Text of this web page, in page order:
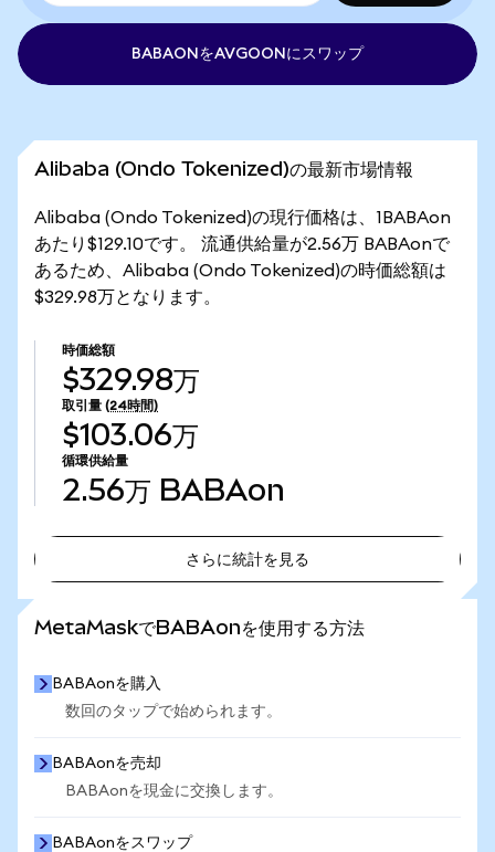
BABAONをAVGOONにスワップ
Alibaba (Ondo Tokenized)の最新市場情報
Alibaba (Ondo Tokenized)の現行価格は、1BABAon
あたり$129.10です。 流通供給量が2.56万 BABAonで
あるため、Alibaba (Ondo Tokenized)の時価総額は
$329.98万となります。
時価総額
$329.98万
取引量 (24時間)
$103.06万
循環供給量
2.56万 BABAon
さらに統計を見る
MetaMaskでBABAonを使用する方法
BABAonを購入
数回のタップで始められます。
BABAonを売却
BABAonを現金に交換します。
BABAonをスワップ